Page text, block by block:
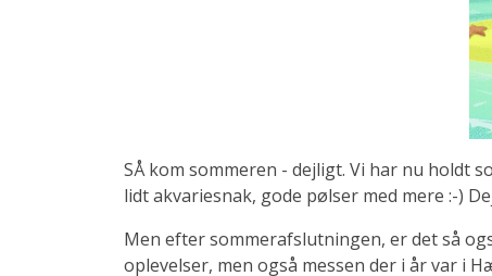
SÅ kom sommeren - dejligt. Vi har nu holdt
lidt akvariesnak, gode pølser med mere :-)
Men efter sommerafslutningen, er det så
oplevelser, men også messen der i år var i